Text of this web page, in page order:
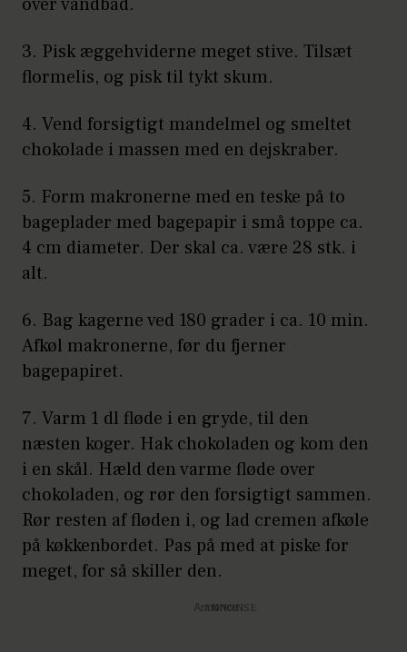
3. Pisk æggehviderne meget stive. Tilsæt
flormelis, og pisk til tykt skum.
4. Vend forsigtigt mandelmel og smeltet
chokolade i massen med en dejskraber.
5. Form makronerne med en teske på to
bageplader med bagepapir i små toppe ca.
4 cm diameter. Der skal ca. være 28 stk. i
alt.
6. Bag kagerne ved 180 grader i ca. 10 min.
Afkøl makronerne, før du fjerner
bagepapiret.
7. Varm 1 dl fløde i en gryde, til den
næsten koger. Hak chokoladen og kom den
i en skål. Hæld den varme fløde over
chokoladen, og rør den forsigtigt sammen.
Rør resten af fløden i, og lad cremen afkøle
på køkkenbordet. Pas på med at piske for
meget, for så skiller den.
Annonce